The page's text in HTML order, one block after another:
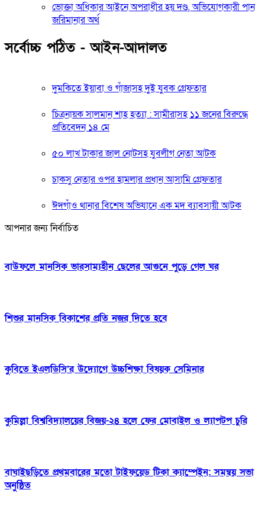
ভোক্তা অধিকার আইনে অপরাধীর হয় দণ্ড, অভিযোগকারী পান
জরিমানার অর্থ
সর্বোচ্চ পঠিত - আইন-আদালত
দুমকিতে ইয়াবা ও গাঁজাসহ দুই যুবক গ্রেফতার
চিত্রনায়ক সালমান শাহ হত্যা : সামীরাসহ ১১ জনের বিরুদ্ধে
প্রতিবেদন ১৪ মে
৫০ লাখ টাকার জাল নোটসহ যুবলীগ নেতা আটক
চাকসু নেতার ওপর হামলার প্রধান আসামি গ্রেফতার
ঈদগাঁও থানার বিশেষ অভিযানে এক মদ ব্যাবসায়ী আটক
আপনার জন্য নির্বাচিত
বাউফলে মানসিক ভারসাম্যহীন ছেলের আগুনে পুড়ে গেল ঘর
শিশুর মানসিক বিকাশের প্রতি নজর দিতে হবে
কুবিতে ইএলডিসি’র উদ্যোগে উচ্চশিক্ষা বিষয়ক সেমিনার
কুমিল্লা বিশ্ববিদ্যালয়ের বিজয়-২৪ হলে ফের মোবাইল ও ল্যাপটপ চুরি
বাঘাইছড়িতে প্রথমবারের মতো টাইফয়েড টিকা ক্যাম্পেইন: সমন্বয় সভা
অনুষ্ঠিত